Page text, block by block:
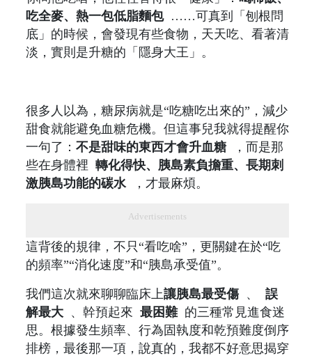
吃全​​麥、熱一包低脂麵包……可真到「刨根問
底」的時候，會發現有些食物，天天吃、看著清
淡，實則是升糖的「隱身大王」。
很多人以為，糖尿病就是“吃糖吃出來的”，減少
甜食就能避免血糖危機。但這事兒我就得提醒你
一句了： 不是甜味的東西才會升血糖 ，而是那
些在身體裡 轉化得快、胰島素負擔重、長期刺
激胰島功能的碳水 ，才最麻煩。
Advertisements
這背後的規律，不只“看吃啥”，更關鍵在於“吃
的頻率”“消化速度”和“胰島承受值”。
我們這次就來聊聊臨床上讓胰島最受傷 、 誤
解最大 、幹預起來 最困難的三種常見進食迷
思。根據發生頻率、行為固執度和乾預難度倒序
排榜，最後那一項，說真的，我都不好意思揭穿